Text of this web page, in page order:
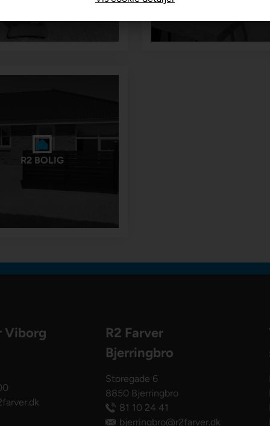
R2 BOLIG
Viborg
R2 Farver
Bjerringbro
Storegade 6
8850 Bjerringbro
81 10 24 41
bjerringbro@r2farver.dk